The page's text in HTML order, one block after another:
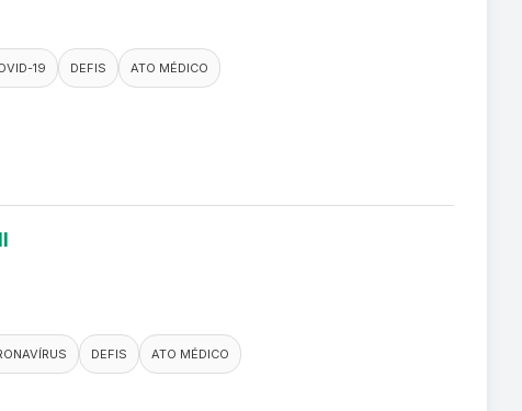
19 DEFIS
ATO MÉDICO
DEFIS
ATO MÉDICO